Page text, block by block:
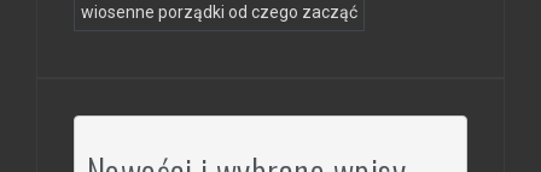
wiosenne porządki od czego zacząć